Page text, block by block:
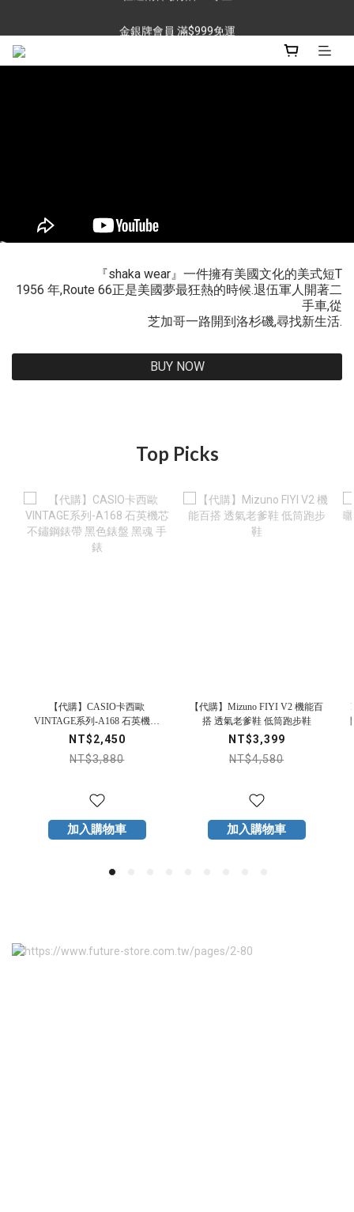
『shaka wear』一件擁有美國文化的美式短T
1956 年,Route 66正是美國夢最狂熱的時候.退伍軍人開著二
手車,從
芝加哥一路開到洛杉磯,尋找新生活.
BUY NOW
Top Picks
【代購】CASIO卡西歐
VINTAGE系列-A168 石英機芯
不鏽鋼錶帶 黑色錶盤 黑魂 手錶
NT$2,450
NT$3,880
加入購物車
【代購】Mizuno FIYI V2 機能百
搭 透氣老爹鞋 低筒跑步鞋
NT$3,399
NT$4,580
加入購物車